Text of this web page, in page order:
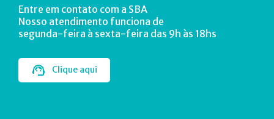
Entre em contato com a SBA
Nosso atendimento funciona de
segunda-feira à sexta-feira das 9h às 18hs
Clique aqui